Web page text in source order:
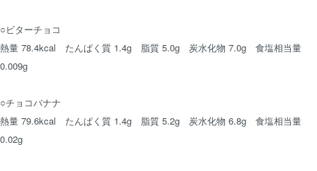
○ビターチョコ
熱量 78.4kcal たんぱく質 1.4g 脂質 5.0g 炭水化物 7.0g 食塩相当量
0.009g
○チョコバナナ
熱量 79.6kcal たんぱく質 1.4g 脂質 5.2g 炭水化物 6.8g 食塩相当量
0.02g